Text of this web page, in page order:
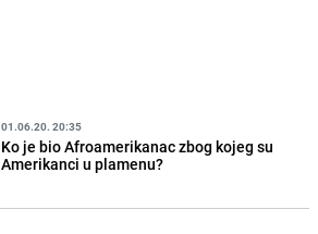
01.06.20. 20:35
Ko je bio Afroamerikanac zbog kojeg su
Amerikanci u plamenu?